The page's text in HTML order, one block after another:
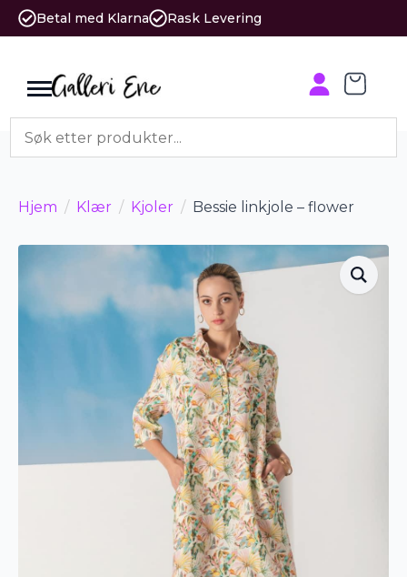
Betal med Klarna Rask Levering
Hjem Klær Kjoler Bessie linkjole – flower